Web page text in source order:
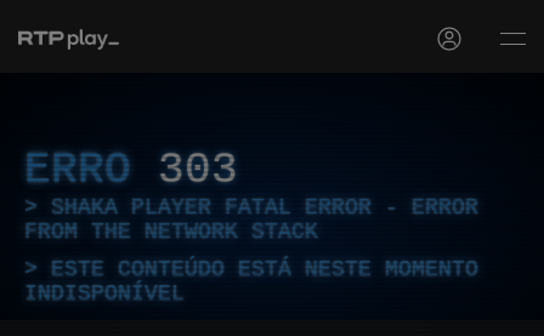
ERRO 303
SHAKA PLAYER FATAL ERROR - ERROR
FROM THE NETWORK STACK
ESTE CONTEÚDO ESTÁ NESTE MOMENTO
INDISPONÍVEL